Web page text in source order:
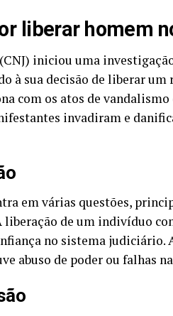
liberar homem
iniciou uma
à sua decisão de liberar um
com os atos de
invadiram e
em várias questões,
liberação de um indivíduo
no sistema judiciário.
abuso de poder ou falhas